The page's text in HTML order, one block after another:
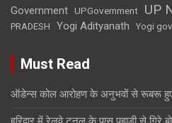
Government UPGovernment UP
PRADESH
Yogi Adityanath Yogi
Must Read
ऑडेन्स कोल आरोहण के अनुभवों से रूबरू